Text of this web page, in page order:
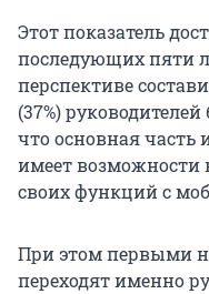
Этот показатель
последующих пяти
перспективе
(37%)
что основная часть
имеет возможности
своих функций с
При этом первыми
переходят именно